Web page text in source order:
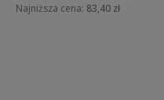
Najniższa cena: 83,40 zł